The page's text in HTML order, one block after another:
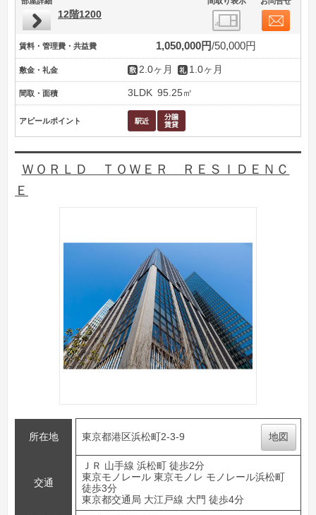
12階1200
賃料・管理費・共益費 1,050,000円 50,000円
敷金・礼金 2.0ヶ月 1.0ヶ月
間取・面積 3LDK 95.25㎡
アピールポイント
ＷＯＲＬＤ ＴＯＷＥＲ ＲＥＳＩＤＥＮＣ
Ｅ
所在地 東京都港区浜松町2-3-9 地図
交通
ＪＲ 山手線 浜松町 徒歩2分
東京モノレール 東京モノレ モノレール浜松町
徒歩3分
東京都交通局 大江戸線 大門 徒歩4分